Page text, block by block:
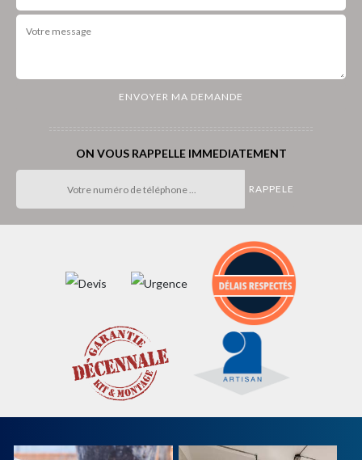
ON VOUS RAPPELLE IMMEDIATEMENT